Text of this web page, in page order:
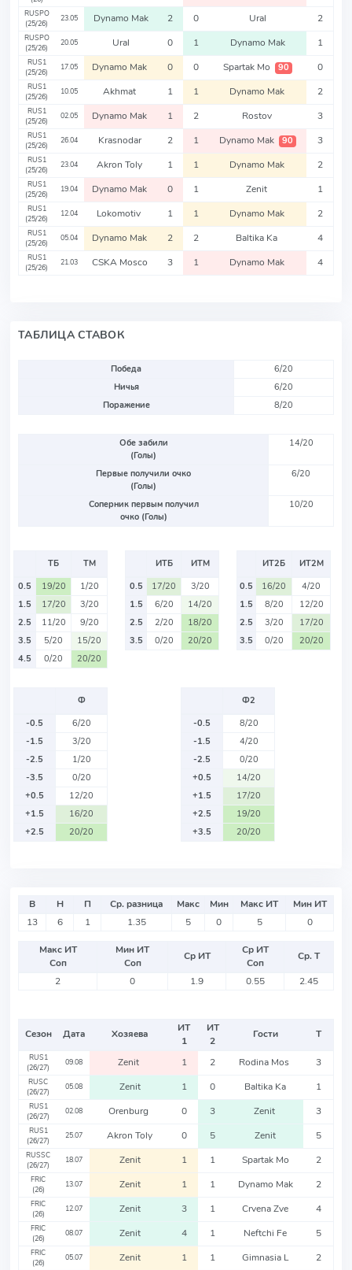
RUSPO
(25/26)
23.05 Dynamo Mak 2 0 Ural 2
RUSPO
(25/26)
20.05 Ural 0 1 Dynamo Mak 1
RUS1
(25/26)
17.05 Dynamo Mak 0 0 Spartak Mo 90 0
RUS1
(25/26)
10.05 Akhmat 1 1 Dynamo Mak 2
RUS1
(25/26)
02.05 Dynamo Mak 1 2 Rostov 3
RUS1
(25/26)
26.04 Krasnodar 2 1 Dynamo Mak 90 3
RUS1
(25/26)
23.04 Akron Toly 1 1 Dynamo Mak 2
RUS1
(25/26)
19.04 Dynamo Mak 0 1 Zenit 1
RUS1
(25/26)
12.04 Lokomotiv 1 1 Dynamo Mak 2
RUS1
(25/26)
05.04 Dynamo Mak 2 2 Baltika Ka 4
RUS1
(25/26)
21.03 CSKA Mosco 3 1 Dynamo Mak 4
ТАБЛИЦА СТАВОК
Победа
6/20
Ничья
6/20
Поражение
8/20
Обе забили
(Голы)
14/20
Первые получили очко
(Голы)
6/20
Соперник первым получил
очко (Голы)
10/20
ТБ
ТМ
0.5
19/20
1/20
1.5
17/20
3/20
2.5
11/20
9/20
3.5
5/20
15/20
4.5
0/20 20/20
ИТБ
ИТМ
0.5
17/20
3/20
1.5
6/20
14/20
2.5
2/20
18/20
3.5
0/20 20/20
ИТ2Б
ИТ2М
0.5
16/20
4/20
1.5
8/20
12/20
2.5
3/20
17/20
3.5
0/20 20/20
Ф
-0.5
6/20
-1.5
3/20
-2.5
1/20
-3.5
0/20
+0.5
12/20
+1.5
16/20
+2.5
20/20
Ф2
-0.5
8/20
-1.5
4/20
-2.5
0/20
+0.5
14/20
+1.5
17/20
+2.5
19/20
+3.5
20/20
В Н П Ср. разница Макс Мин Макс ИТ
Мин ИТ
13
6 1 1.35 5 0 5 0
Макс ИТ
Соп
Мин ИТ
Соп
Ср ИТ
Ср ИТ
Соп
Ср. Т
2
0 1.9 0.55 2.45
Сезон Дата Хозяева
ИТ
1
ИТ
2
Гости Т
RUS1
(26/27)
09.08 Zenit 1 2 Rodina Mos 3
RUSC
(26/27)
05.08 Zenit 1 0 Baltika Ka 1
RUS1
(26/27)
02.08 Orenburg 0 3 Zenit 3
RUS1
(26/27)
25.07 Akron Toly 0 5 Zenit 5
RUSSC
(26/27)
18.07 Zenit 1 1 Spartak Mo 2
FRIC
(26)
13.07 Zenit 1 1 Dynamo Mak 2
FRIC
(26)
12.07 Zenit 3 1 Crvena Zve 4
FRIC
(26)
08.07 Zenit 4 1 Neftchi Fe 5
FRIC
(26)
05.07 Zenit 1 1 Gimnasia L 2